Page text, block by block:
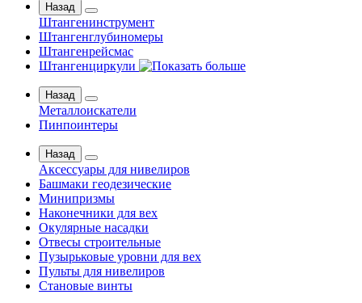
Назад
Штангенинструмент
Штангенглубиномеры
Штангенрейсмас
Штангенциркули
Назад
Металлоискатели
Пинпоинтеры
Назад
Аксессуары для нивелиров
Башмаки геодезические
Минипризмы
Наконечники для вех
Окулярные насадки
Отвесы строительные
Пузырьковые уровни для вех
Пульты для нивелиров
Становые винты